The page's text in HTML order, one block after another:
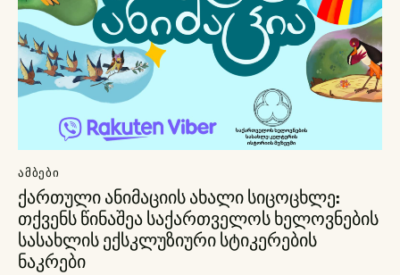
ᲐᲛᲑᲔᲑᲘ
ქართული ანიმაციის ახალი სიცოცხლე:
თქვენს წინაშეა საქართველოს ხელოვნების
სასახლის ექსკლუზიური სტიკერების
ნაკრები